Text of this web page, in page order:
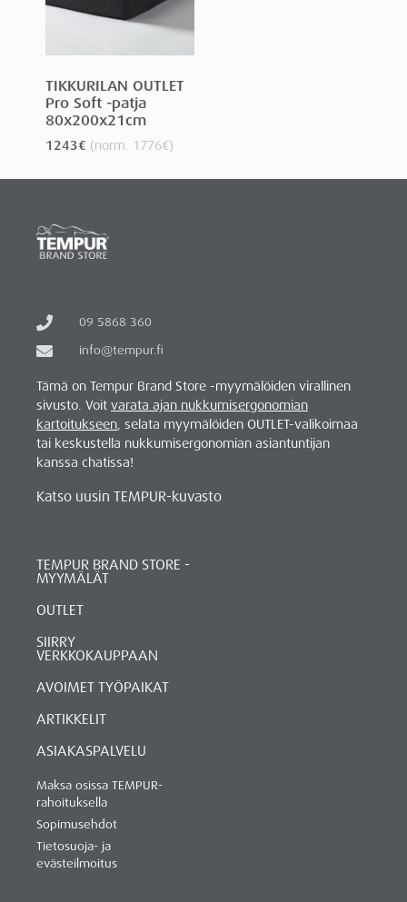
TIKKURILAN OUTLET
Pro Soft -patja
80x200x21cm
1243€ (norm. 1776€)
09 5868 360
info@tempur.fi
Tämä on Tempur Brand Store -myymälöiden virallinen
sivusto. Voit varata ajan nukkumisergonomian
kartoitukseen, selata myymälöiden OUTLET-valikoimaa
tai keskustella nukkumisergonomian asiantuntijan
kanssa chatissa!
Katso uusin TEMPUR-kuvasto
TEMPUR BRAND STORE -
MYYMÄLÄT
OUTLET
SIIRRY
VERKKOKAUPPAAN
AVOIMET TYÖPAIKAT
ARTIKKELIT
ASIAKASPALVELU
Maksa osissa TEMPUR-
rahoituksella
Sopimusehdot
Tietosuoja- ja
evästeilmoitus